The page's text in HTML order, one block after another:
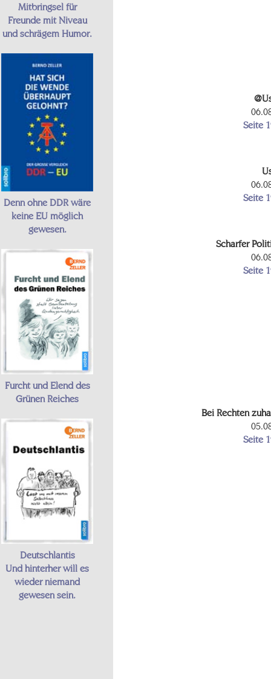
Mitbringsel für
Freunde mit Niveau
und schrägem Humor.
Denn ohne DDR wäre
keine EU möglich
gewesen.
Furcht und Elend des
Grünen Reiches
Deutschlantis
Und hinterher will es
wieder niemand
gewesen sein.
Seite
Seite
Scharfer
Seite
Bei Rechten
Seite